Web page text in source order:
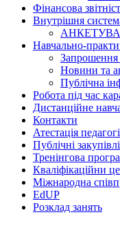
Фінансова
Внутрішня
Навчально-
Новини та
Публічна
Робота під час
Дистанційне
Контакти
Атестація
Публічні закупівлі
Тренінгова
Кваліфікаційни
Міжнародна
EdUР
Розклад занять